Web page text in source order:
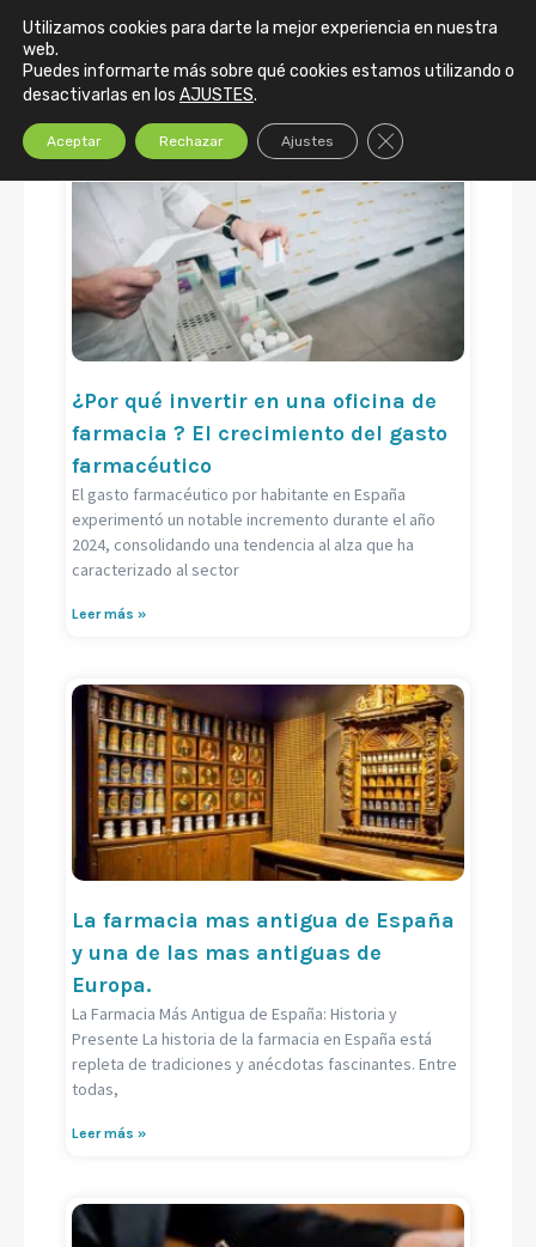
¿Por qué invertir en una oficina de
farmacia ? El crecimiento del gasto
farmacéutico
El gasto farmacéutico por habitante en España
experimentó un notable incremento durante el año
2024, consolidando una tendencia al alza que ha
caracterizado al sector
Leer más »
La farmacia mas antigua de España
y una de las mas antiguas de
Europa.
La Farmacia Más Antigua de España: Historia y
Presente La historia de la farmacia en España está
repleta de tradiciones y anécdotas fascinantes. Entre
todas,
Leer más »
Utilizamos cookies para darte la mejor experiencia en nuestra
web.
Puedes informarte más sobre qué cookies estamos utilizando o
desactivarlas en los AJUSTES.
Aceptar Rechazar Ajustes Cerrar el banner de